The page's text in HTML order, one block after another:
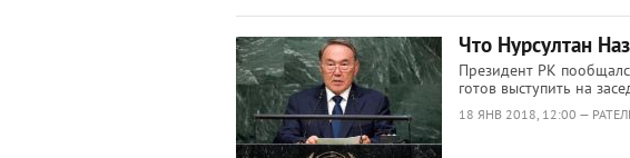
Что Нурсултан
Президент РК
готов выступить на
18 ЯНВ 2018, 12:00 —